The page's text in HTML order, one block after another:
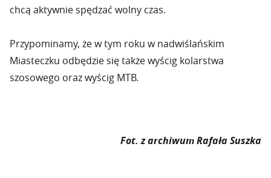
chcą aktywnie spędzać wolny czas.
Przypominamy, że w tym roku w nadwiślańskim
Miasteczku odbędzie się także wyścig kolarstwa
szosowego oraz wyścig MTB.
Fot. z archiwum Rafała Suszka